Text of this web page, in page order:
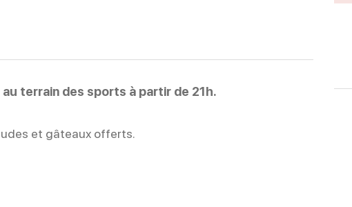
terrain des sports à partir de 21h.
et gâteaux offerts.